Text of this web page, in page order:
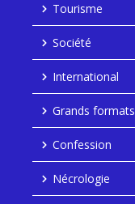
Tourisme
Société
International
Grands formats
Confession
Nécrologie